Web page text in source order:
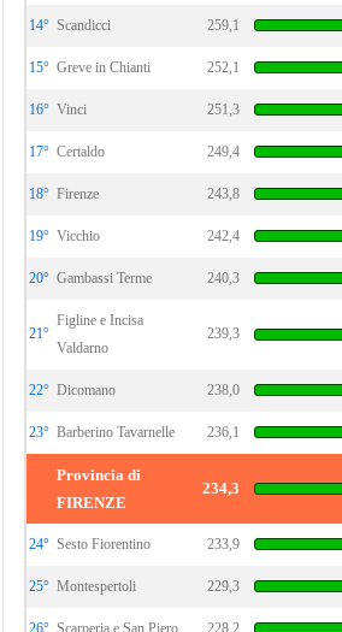
14° Scandicci 259,1
15° Greve in Chianti 252,1
16° Vinci 251,3
17° Certaldo 249,4
18° Firenze 243,8
19° Vicchio 242,4
20° Gambassi Terme 240,3
21°
Figline e Incisa
Valdarno
239,3
22° Dicomano 238,0
23° Barberino Tavarnelle 236,1
Provincia di
FIRENZE
234,3
24° Sesto Fiorentino 233,9
25° Montespertoli 229,3
26° Scarperia e San Piero 228,2